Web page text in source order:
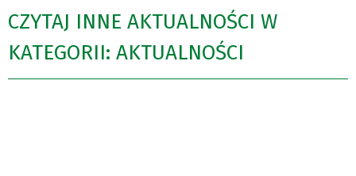
CZYTAJ INNE AKTUALNOŚCI W
KATEGORII: AKTUALNOŚCI